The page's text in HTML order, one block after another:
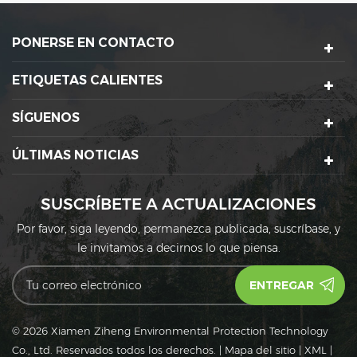
restaurantes
para casi cualquiera de los
elementos de su menú.
PONERSE EN CONTACTO
ETIQUETAS CALIENTES
SÍGUENOS
ÚLTIMAS NOTICIAS
SUSCRÍBETE A ACTUALIZACIONES
Por favor, siga leyendo, permanezca publicada, suscríbase, y
le invitamos a decirnos lo que piensa.
© 2026 Xiamen Ziheng Environmental Protection Technology
Co., Ltd. Reservados todos los derechos. | Mapa del sitio | XML |